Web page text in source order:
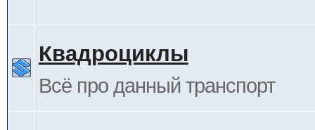
Квадроциклы
Всё про данный транспорт